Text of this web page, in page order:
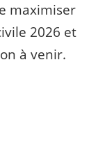
maximiser
2026 et
à venir.